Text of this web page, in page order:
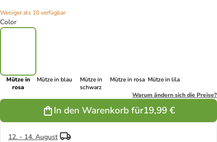
Weniger als 10 verfügbar
Color
Mütze in
rosa
Mütze in blau
Mütze in
schwarz
Mütze in rosa Mütze in lila
Warum ändern sich die Preise?
In den Warenkorb für19,99 €
12. - 14. August